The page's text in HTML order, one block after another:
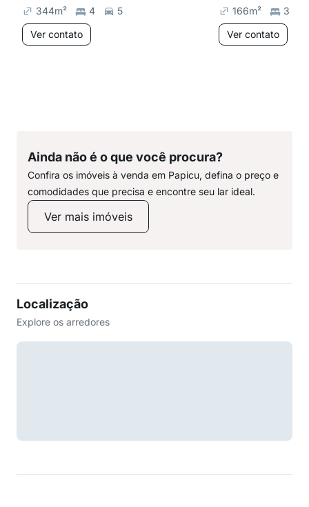
344m² 4
5
Ver contato
166m²
3
Ver contato
Ainda não é o que você procura?
Confira os imóveis à venda em Papicu, defina o preço e
comodidades que precisa e encontre seu lar ideal.
Ver mais imóveis
Localização
Explore os arredores